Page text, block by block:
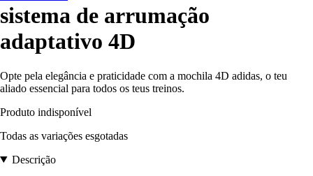
sistema de arrumação
adaptativo 4D
Opte pela elegância e praticidade com a mochila 4D adidas, o teu
aliado essencial para todos os teus treinos.
Produto indisponível
Todas as variações esgotadas
Descrição